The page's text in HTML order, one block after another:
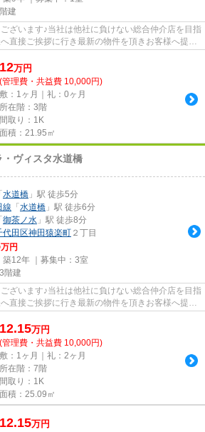
建
ざいます♪当社は他社に負けない総合仲介店を目指
直接ご挨拶に行き最新の物件を頂きお客様へ提供
12万円
(管理費・共益費 10,000円)
敷：1ヶ月｜礼：0ヶ月
所在階：3階
間取り：1K
面積：21.95㎡
・ヴィスタ水道橋
水道橋 」駅 徒歩5分
線 「 水道橋 」駅 徒歩6分
御茶ノ水 」駅 徒歩8分
代田区神田猿楽町 ２丁目
万円
12年 ｜募集中： 3室
階建
ざいます♪当社は他社に負けない総合仲介店を目指
直接ご挨拶に行き最新の物件を頂きお客様へ提供
12.15万円
(管理費・共益費 10,000円)
敷：1ヶ月｜礼：2ヶ月
所在階：7階
間取り：1K
面積：25.09㎡
12.15万円